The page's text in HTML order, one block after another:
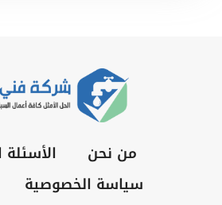
من نحن
سياسة الخصوصية